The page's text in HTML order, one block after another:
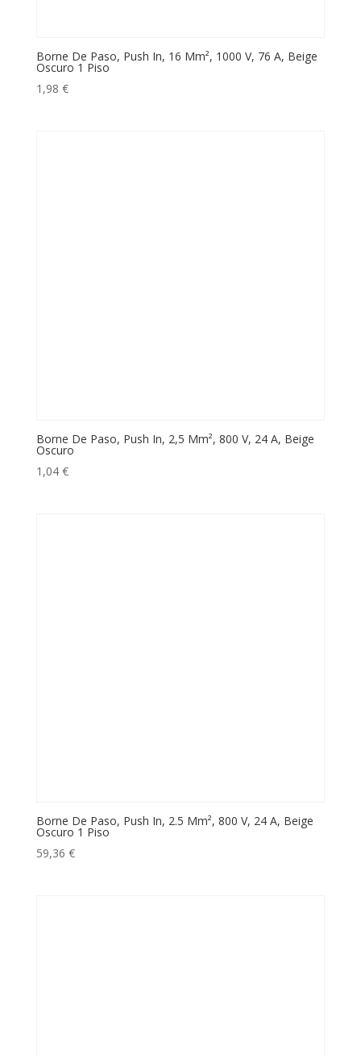
Borne De Paso, Push In, 16 Mm², 1000 V, 76 A, Beige
Oscuro 1 Piso
1,98 €
Borne De Paso, Push In, 2,5 Mm², 800 V, 24 A, Beige
Oscuro
1,04 €
Borne De Paso, Push In, 2.5 Mm², 800 V, 24 A, Beige
Oscuro 1 Piso
59,36 €